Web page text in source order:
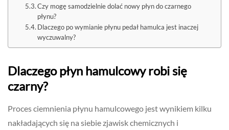
Czy mogę samodzielnie dolać nowy płyn do czarnego
płynu?
Dlaczego po wymianie płynu pedał hamulca jest inaczej
wyczuwalny?
Dlaczego płyn hamulcowy robi się
czarny?
Proces ciemnienia płynu hamulcowego jest wynikiem kilku
nakładających się na siebie zjawisk chemicznych i